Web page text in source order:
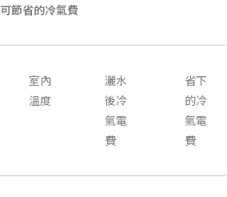
可節省的冷氣費
室內
溫度
灑水
後冷
氣電
費
省下
的冷
氣電
費